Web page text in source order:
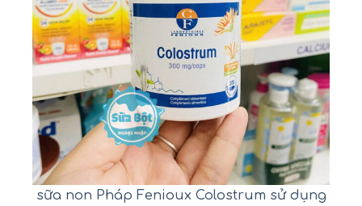
sữa non Pháp Fenioux Colostrum sử dụng